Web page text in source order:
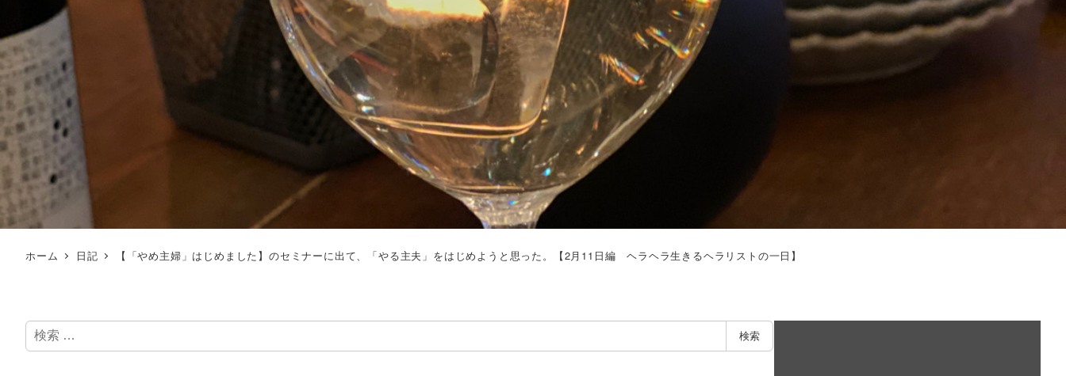
ホーム 日記 【「やめ主婦」はじめました】のセミナーに出て、「やる主夫」をはじめようと思った。【2月11日編 ヘラヘラ生きるヘラリストの一日】
検
索
検索